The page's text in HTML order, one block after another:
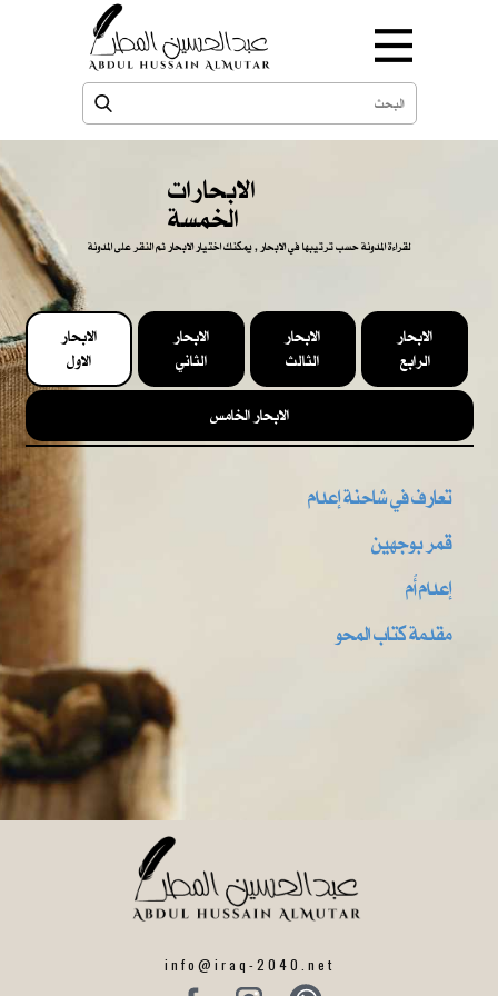
الابحارات
الخمسة
لقراءة المدونة حسب ترتيبها في الابحار , يمكنك اختيار الابحار ثم النقر على المدونة
الابحار
الاول
الابحار
الثاني
الابحار
الثالث
الابحار
الرابع
الابحار الخامس
تعارف في شاحنة إعدام
قمر بوجهين
إعدام أُم
مقدمة كتاب المحو
info@iraq-2040.net